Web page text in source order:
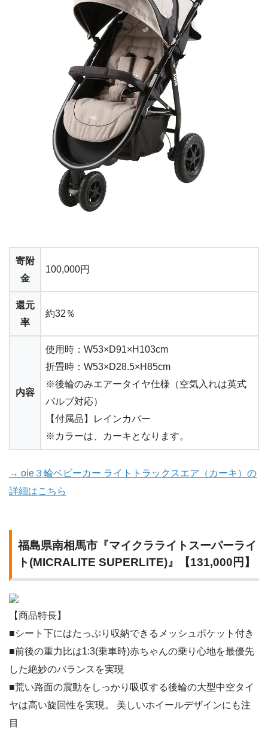
寄附
金
100,000円
還元
率
約32％
内容
使用時：W53×D91×H103cm
折畳時：W53×D28.5×H85cm
※後輪のみエアータイヤ仕様（空気入れは英式
バルブ対応）
【付属品】レインカバー
※カラーは、カーキとなります。
→ oie３輪ベビーカー ライトトラックスエア（カーキ）の
詳細はこちら
福島県南相馬市『マイクラライトスーパーライ
ト(MICRALITE SUPERLITE)』【131,000円】
【商品特長】
■シート下にはたっぷり収納できるメッシュポケット付き
■前後の重力比は1:3(乗車時)赤ちゃんの乗り心地を最優先
した絶妙のバランスを実現
■荒い路面の震動をしっかり吸収する後輪の大型中空タイ
ヤは高い旋回性を実現。 美しいホイールデザインにも注
目